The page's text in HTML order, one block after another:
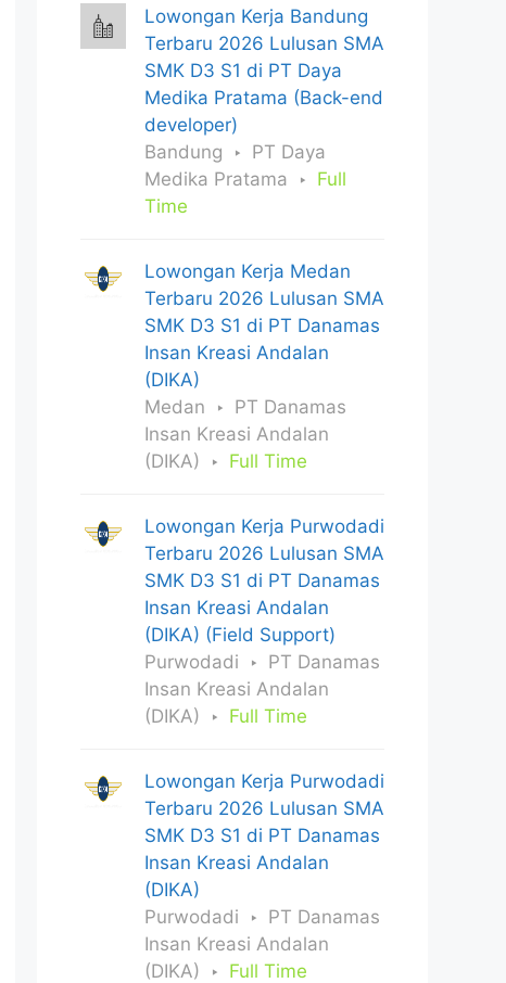
Lowongan Kerja Bandung
Terbaru 2026 Lulusan SMA
SMK D3 S1 di PT Daya
Medika Pratama (Back-end
developer)
Bandung
PT Daya
Medika Pratama
Full
Time
Lowongan Kerja Medan
Terbaru 2026 Lulusan SMA
SMK D3 S1 di PT Danamas
Insan Kreasi Andalan
(DIKA)
Medan
PT Danamas
Insan Kreasi Andalan
(DIKA)
Full Time
Lowongan Kerja Purwodadi
Terbaru 2026 Lulusan SMA
SMK D3 S1 di PT Danamas
Insan Kreasi Andalan
(DIKA) (Field Support)
Purwodadi
PT Danamas
Insan Kreasi Andalan
(DIKA)
Full Time
Lowongan Kerja Purwodadi
Terbaru 2026 Lulusan SMA
SMK D3 S1 di PT Danamas
Insan Kreasi Andalan
(DIKA)
Purwodadi
PT Danamas
Insan Kreasi Andalan
(DIKA)
Full Time